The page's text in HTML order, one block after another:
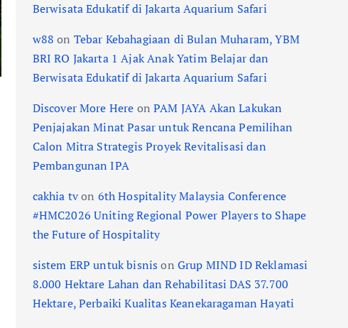
Berwisata Edukatif di Jakarta Aquarium Safari
w88 on Tebar Kebahagiaan di Bulan Muharam, YBM
BRI RO Jakarta 1 Ajak Anak Yatim Belajar dan
Berwisata Edukatif di Jakarta Aquarium Safari
Discover More Here onPAM JAYA Akan Lakukan
Penjajakan Minat Pasar untuk Rencana Pemilihan
Calon Mitra Strategis Proyek Revitalisasi dan
Pembangunan IPA
cakhia tvon 6th Hospitality Malaysia Conference
#HMC2026 Uniting Regional Power Players to Shape
the Future of Hospitality
sistem ERP untuk bisnison Grup MIND ID Reklamasi
8.000 Hektare Lahan dan Rehabilitasi DAS 37.700
Hektare, Perbaiki Kualitas Keanekaragaman Hayati